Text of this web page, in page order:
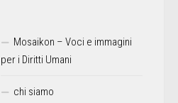
Mosaikon – Voci e immagini
per i Diritti Umani
chi siamo